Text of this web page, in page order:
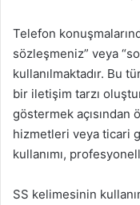
Telefon
sözleşmeniz” veya
kullanılmaktadır. Bu
bir iletişim tarzı
göstermek
hizmetleri veya ticari
kullanımı,
SS kelimesinin